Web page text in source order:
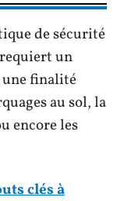
de sécurité
un
une finalité
au sol, la
encore les
clés à